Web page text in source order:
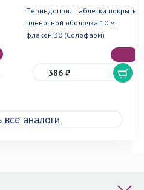
Периндоприл таблетки покрытые
пленочной оболочка 10 мг
флакон 30 (Солофарм)
386 ₽
все аналоги